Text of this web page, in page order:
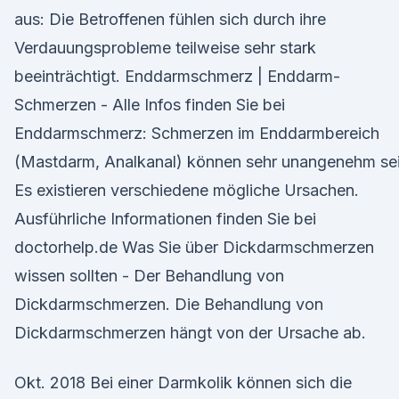
aus: Die Betroffenen fühlen sich durch ihre
Verdauungsprobleme teilweise sehr stark
beeinträchtigt. Enddarmschmerz | Enddarm-
Schmerzen - Alle Infos finden Sie bei
Enddarmschmerz: Schmerzen im Enddarmbereich
(Mastdarm, Analkanal) können sehr unangenehm
Es existieren verschiedene mögliche Ursachen.
Ausführliche Informationen finden Sie bei
doctorhelp.de Was Sie über Dickdarmschmerzen
wissen sollten - Der Behandlung von
Dickdarmschmerzen. Die Behandlung von
Dickdarmschmerzen hängt von der Ursache ab.
Okt. 2018 Bei einer Darmkolik können sich die